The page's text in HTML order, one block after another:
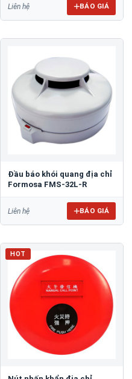
Liên hệ BÁO GIÁ
Đầu báo khói quang địa chỉ
Formosa FMS-32L-R
Liên hệ BÁO GIÁ
HOT